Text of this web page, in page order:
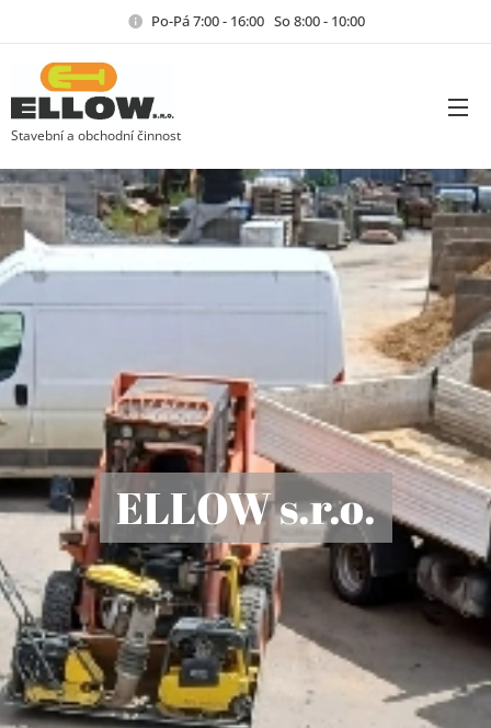
Po-Pá 7:00 - 16:00 So 8:00 - 10:00
Stavební a obchodní činnost
ELLOW s.r.o.